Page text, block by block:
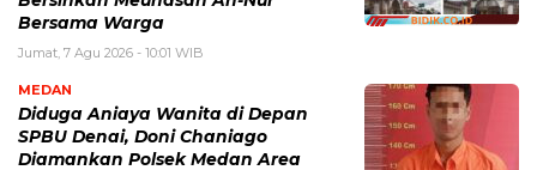
Bersama Warga
Jumat, 7 Agu 2026 - 10:01 WIB
MEDAN
Diduga Aniaya Wanita di Depan
SPBU Denai, Doni Chaniago
Diamankan Polsek Medan Area